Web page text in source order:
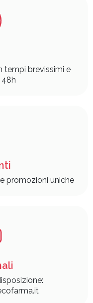
tempi brevissimi e
promozioni uniche